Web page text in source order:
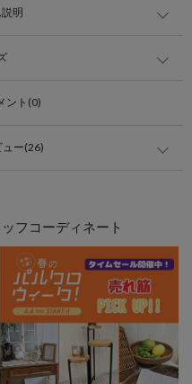
明
ント(0)
ー(26)
フコーディネート